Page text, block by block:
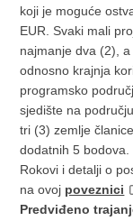
koji je moguće
EUR. Svaki mali
najmanje dva (2),
odnosno krajnja
programsko
sjedište na
tri (3) zemlje
dodatnih 5 bodova.
Rokovi i detalji o
na ovoj poveznici
Predviđeno